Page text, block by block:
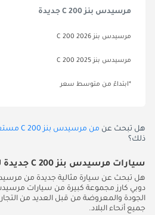
مرسيدس بنز C 200 جديدة
مرسيدس بنز C 200 2026
مرسيدس بنز C 200 2025
*ابتداءً من متوسط سعر
هل تبحث عن من مرسيدس بنز C 200 مستعملة للبيع في دبي
ذلك؟
سيارات مرسيدس بنز C 200 جديدة للبيع في دبي
الجودة والمعروضة من قبل العديد من
جميع أنحاء البلاد.